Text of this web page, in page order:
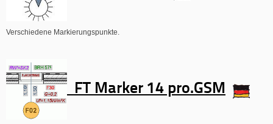
Verschiedene Markierungspunkte.
FT Marker 14 pro.GSM